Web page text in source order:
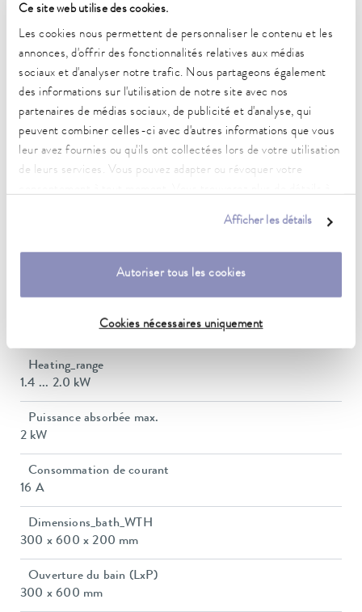
Ce site web utilise des cookies.
Les cookies nous permettent de personnaliser le contenu et les
annonces, d'offrir des fonctionnalités relatives aux médias
sociaux et d'analyser notre trafic. Nous partageons également
des informations sur l'utilisation de notre site avec nos
partenaires de médias sociaux, de publicité et d'analyse, qui
peuvent combiner celles-ci avec d'autres informations que vous
leur avez fournies ou qu'ils ont collectées lors de votre utilisation
de leurs services. Vous pouvez adapter ou révoquer votre
Afficher les détails
Autoriser tous les cookies
Cookies nécessaires uniquement
Caractéristiques techniques
(selon DIN 12876)
Plage de température de fonctionnement
65 ... 300 °C
Plage de température de fonctionnement avec
refroidissement à l'eau
20 ... 300 °C
Heating_range
1.4 ... 2.0 kW
Puissance absorbée max.
2 kW
Consommation de courant
16 A
Dimensions_bath_WTH
300 x 600 x 200 mm
Ouverture du bain (LxP)
300 x 600 mm